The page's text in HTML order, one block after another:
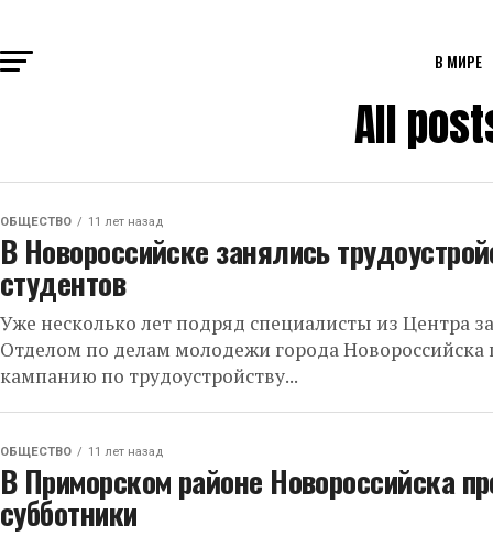
В МИРЕ
All
ОБЩЕСТВО 11 лет назад
В Новороссийске занялись
студентов
Уже несколько лет подряд специалисты из Центра
Отделом по делам молодежи города Новороссийска
кампанию по трудоустройству...
ОБЩЕСТВО 11 лет назад
В Приморском районе Новороссийска
субботники